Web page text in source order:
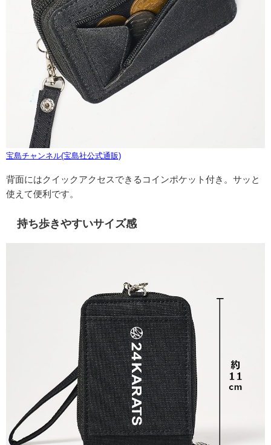
宝島チャンネル(宝島社公式通販)
背面にはクイックアクセスできるコインポケット付き。サッと
使えて便利です。
持ち歩きやすいサイズ感